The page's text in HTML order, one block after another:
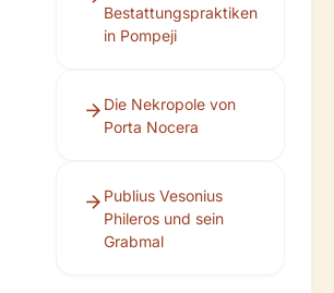
Bestattungspraktiken
in Pompeji
Die Nekropole von
Porta Nocera
Publius Vesonius
Phileros und sein
Grabmal